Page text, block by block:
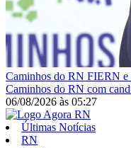
Caminhos do RN FIERN
Caminhos do RN com
06/08/2026 às 05:27
Últimas Notícias
RN